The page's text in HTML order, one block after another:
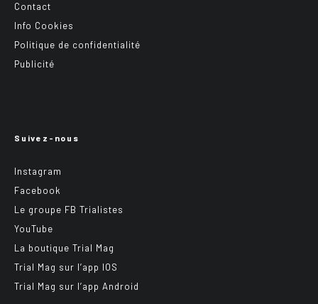
Contact
Info Cookies
Politique de confidentialité
Publicité
Suivez-nous
Instagram
Facebook
Le groupe FB Trialistes
YouTube
La boutique Trial Mag
Trial Mag sur l’app IOS
Trial Mag sur l’app Android